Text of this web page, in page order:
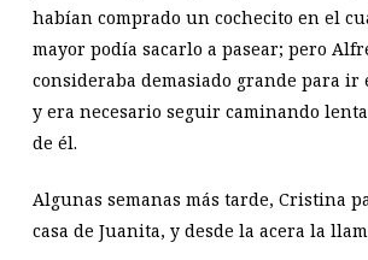
habían comprado un cochecito en el
mayor podía sacarlo a pasear; pero
consideraba demasiado grande para ir
y era necesario seguir caminando
de él.
Algunas semanas más tarde, Cristina
casa de Juanita, y desde la acera la